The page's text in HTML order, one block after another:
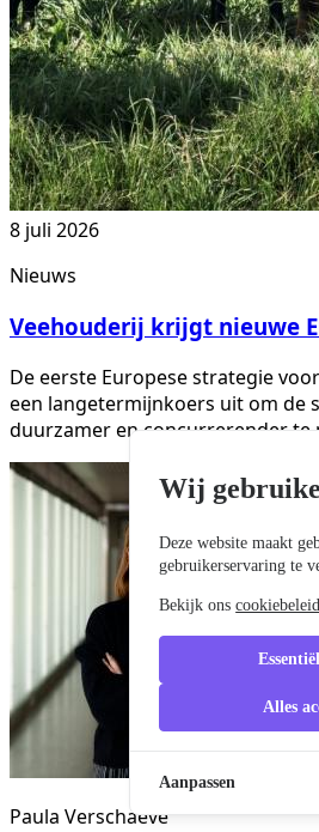
8 juli 2026
Nieuws
Veehouderij krijgt nieuwe
De eerste Europese strategie
een langetermijnkoers uit om de
duurzamer en concurrerender te
Paula Verschaeve
Wij
Deze website maakt
gebruikerservaring te
Bekijk onscookiebeleid
Alles
Aanpassen